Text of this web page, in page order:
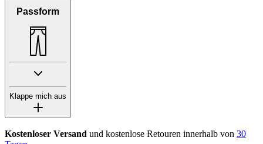
Passform
Klappe mich aus
Kostenloser Versand und kostenlose Retouren innerhalb von 30